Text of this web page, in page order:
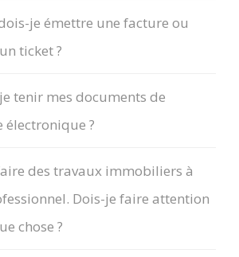
je émettre une facture ou
ticket ?
tenir mes documents de
électronique ?
des travaux immobiliers à
Dois-je faire attention
chose ?